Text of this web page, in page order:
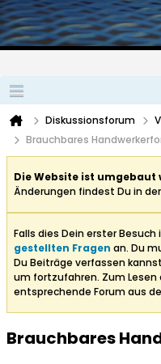
Diskussionsforum
Brauchbares
Die Website ist umgebaut
Änderungen findest Du in
Falls dies Dein erster
gestellten Fragen an. Du
Du Beiträge verfassen
um fortzufahren. Zum Lesen
entsprechende Forum aus
Brauchbares